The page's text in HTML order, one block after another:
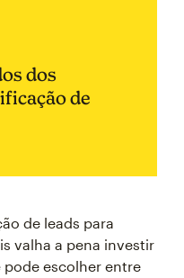
dos
de
de leads para
valha a pena investir
pode escolher entre